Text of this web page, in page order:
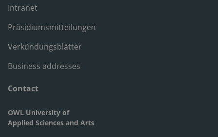
Intranet
Präsidiumsmitteilungen
Verkündungsblätter
Business addresses
Contact
OWL University of
Applied Sciences and Arts